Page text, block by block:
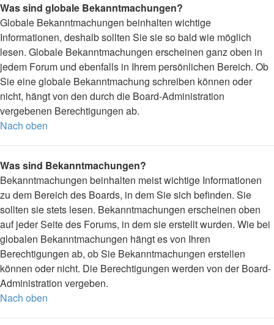
Was sind globale Bekanntmachungen?
Globale Bekanntmachungen beinhalten wichtige
Informationen, deshalb sollten Sie sie so bald wie möglich
lesen. Globale Bekanntmachungen erscheinen ganz oben in
jedem Forum und ebenfalls in Ihrem persönlichen Bereich. Ob
Sie eine globale Bekanntmachung schreiben können oder
nicht, hängt von den durch die Board-Administration
vergebenen Berechtigungen ab.
Nach oben
Was sind Bekanntmachungen?
Bekanntmachungen beinhalten meist wichtige Informationen
zu dem Bereich des Boards, in dem Sie sich befinden. Sie
sollten sie stets lesen. Bekanntmachungen erscheinen oben
auf jeder Seite des Forums, in dem sie erstellt wurden. Wie bei
globalen Bekanntmachungen hängt es von Ihren
Berechtigungen ab, ob Sie Bekanntmachungen erstellen
können oder nicht. Die Berechtigungen werden von der Board-
Administration vergeben.
Nach oben